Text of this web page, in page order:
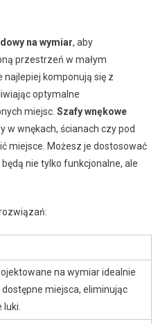
na wymiar, aby
przestrzeń w małym
komponują się z
optymalne
miejsc. Szafy wnękowe
w wnękach, ścianach czy pod
miejsce. Możesz je dostosować
nie tylko funkcjonalne, ale
na wymiar idealnie
dostępne miejsca, eliminując